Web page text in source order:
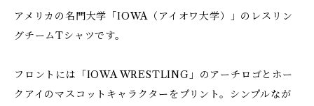
アメリカの名門大学「IOWA（アイオワ大学）」のレスリン
グチームTシャツです。
フロントには「IOWA WRESTLING」のアーチロゴとホー
クアイのマスコットキャラクターをプリント。シンプルなが